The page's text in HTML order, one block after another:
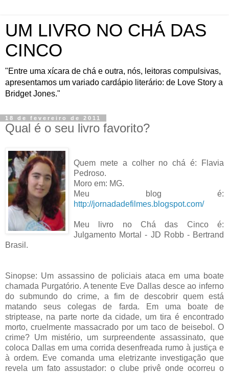
UM LIVRO NO CHÁ DAS
CINCO
"Entre uma xícara de chá e outra, nós, leitoras compulsivas,
apresentamos um variado cardápio literário: de Love Story a
Bridget Jones."
18 de fevereiro de 2011
Qual é o seu livro favorito?
Quem mete a colher no chá é: Flavia
Pedroso.
Moro em: MG.
Meu blog é:
http://jornadadefilmes.blogspot.com/
Meu livro no Chá das Cinco é:
Julgamento Mortal - JD Robb - Bertrand
Brasil.
Sinopse: Um assassino de policiais ataca em uma boate
chamada Purgatório. A tenente Eve Dallas desce ao inferno
do submundo do crime, a fim de descobrir quem está
matando seus colegas de farda. Em uma boate de
striptease, na parte norte da cidade, um tira é encontrado
morto, cruelmente massacrado por um taco de beisebol. O
crime? Um mistério, um surpreendente assassinato, que
coloca Dallas em uma corrida desenfreada rumo à justiça e
à ordem. Eve comanda uma eletrizante investigação que
revela um fato assustador: o clube privê onde ocorreu o